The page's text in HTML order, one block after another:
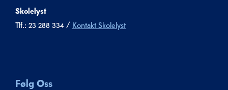
Skolelyst
Tlf.: 23 288 334 / Kontakt Skolelyst
Følg Oss